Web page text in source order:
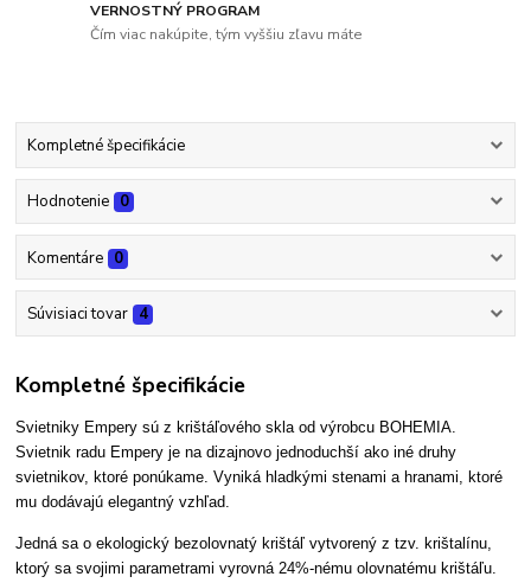
VERNOSTNÝ PROGRAM
Čím viac nakúpite, tým vyššiu zľavu máte
Kompletné špecifikácie
Hodnotenie 0
Komentáre 0
Súvisiaci tovar 4
Kompletné špecifikácie
Svietniky Empery sú z krištáľového skla od výrobcu BOHEMIA.
Svietnik radu Empery je na dizajnovo jednoduchší ako iné druhy
svietnikov, ktoré ponúkame. Vyniká hladkými stenami a hranami, ktoré
mu dodávajú elegantný vzhľad.
Jedná sa o ekologický bezolovnatý krištáľ vytvorený z tzv. krištalínu,
ktorý sa svojimi parametrami vyrovná 24%-nému olovnatému krištáľu.